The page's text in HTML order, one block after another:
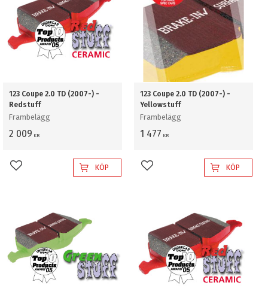
123 Coupe 2.0 TD (2007-) -
Redstuff
Frambelägg
2 009 KR
Lägg till i favoriterKÖP
123 Coupe 2.0 TD (2007-) -
Yellowstuff
Frambelägg
1 477 KR
Lägg till i favoriterKÖP